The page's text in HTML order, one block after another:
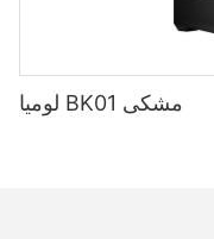
لومیا BK01 مشکی